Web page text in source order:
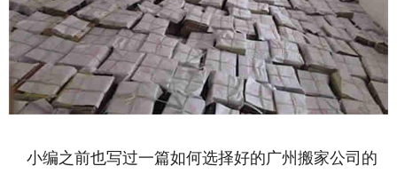
小编之前也写过一篇如何选择好的广州搬家公司的